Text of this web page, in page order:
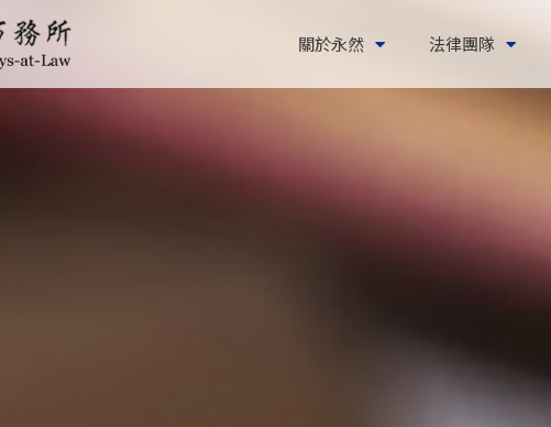
關於永然 法律團隊